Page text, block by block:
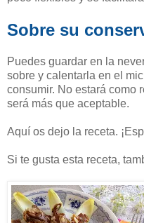
Sobre su
Puedes guardar en la
sobre y calentarla en el
consumir. No estará como
será más que aceptable.
Aquí os dejo la receta.
Si te gusta esta receta,